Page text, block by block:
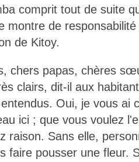
comprit tout de suite
montre de
de Kitoy.
chers papas, chères
clairs, dit-il aux
Oui, je vous ai
ici ; que vous voulez
raison. Sans elle,
faire pousser une fleur.